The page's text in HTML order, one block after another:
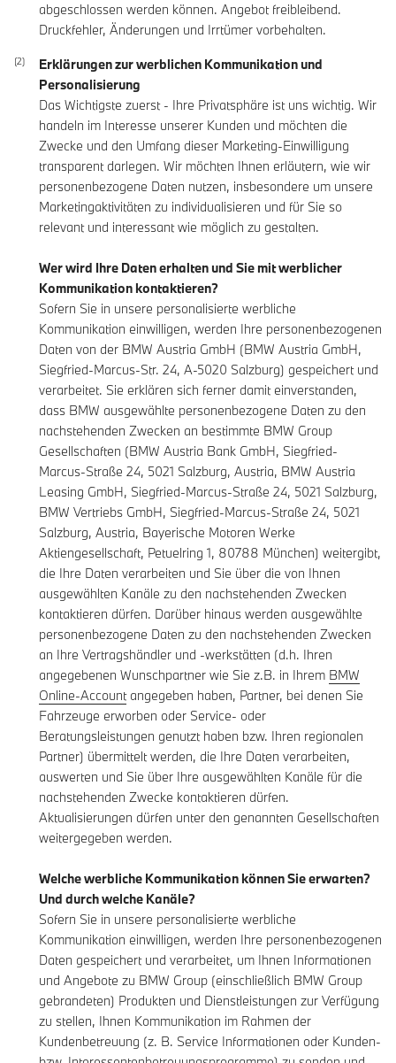
abgeschlossen werden können. Angebot freibleibend.
Druckfehler, Änderungen und Irrtümer vorbehalten.
Erklärungen zur werblichen Kommunikation und
Personalisierung
Das Wichtigste zuerst - Ihre Privatsphäre ist uns wichtig. Wir
handeln im Interesse unserer Kunden und möchten die
Zwecke und den Umfang dieser Marketing-Einwilligung
transparent darlegen. Wir möchten Ihnen erläutern, wie wir
personenbezogene Daten nutzen, insbesondere um unsere
Marketingaktivitäten zu individualisieren und für Sie so
relevant und interessant wie möglich zu gestalten.
Wer wird Ihre Daten erhalten und Sie mit werblicher
Kommunikation kontaktieren?
Sofern Sie in unsere personalisierte werbliche
Kommunikation einwilligen, werden Ihre personenbezogenen
Daten von der BMW Austria GmbH (BMW Austria GmbH,
Siegfried-Marcus-Str. 24, A-5020 Salzburg) gespeichert und
verarbeitet. Sie erklären sich ferner damit einverstanden,
dass BMW ausgewählte personenbezogene Daten zu den
nachstehenden Zwecken an bestimmte BMW Group
Gesellschaften (BMW Austria Bank GmbH, Siegfried-
Marcus-Straße 24, 5021 Salzburg, Austria, BMW Austria
Leasing GmbH, Siegfried-Marcus-Straße 24, 5021 Salzburg,
BMW Vertriebs GmbH, Siegfried-Marcus-Straße 24, 5021
Salzburg, Austria, Bayerische Motoren Werke
Aktiengesellschaft, Petuelring 1, 80788 München) weitergibt,
die Ihre Daten verarbeiten und Sie über die von Ihnen
ausgewählten Kanäle zu den nachstehenden Zwecken
kontaktieren dürfen. Darüber hinaus werden ausgewählte
personenbezogene Daten zu den nachstehenden Zwecken
an Ihre Vertragshändler und -werkstätten (d.h. Ihren
angegebenen Wunschpartner wie Sie z.B. in Ihrem BMW
Online-Accountangegeben haben, Partner, bei denen Sie
Fahrzeuge erworben oder Service- oder
Beratungsleistungen genutzt haben bzw. Ihren regionalen
Partner) übermittelt werden, die Ihre Daten verarbeiten,
auswerten und Sie über Ihre ausgewählten Kanäle für die
nachstehenden Zwecke kontaktieren dürfen.
Aktualisierungen dürfen unter den genannten Gesellschaften
weitergegeben werden.
Welche werbliche Kommunikation können Sie erwarten?
Und durch welche Kanäle?
Sofern Sie in unsere personalisierte werbliche
Kommunikation einwilligen, werden Ihre personenbezogenen
Daten gespeichert und verarbeitet, um Ihnen Informationen
und Angebote zu BMW Group (einschließlich BMW Group
gebrandeten) Produkten und Dienstleistungen zur Verfügung
zu stellen, Ihnen Kommunikation im Rahmen der
Kundenbetreuung (z. B. Service Informationen oder Kunden-